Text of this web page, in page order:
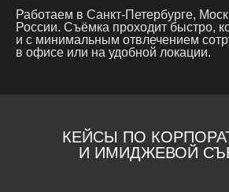
Работаем в Санкт-Петербурге,
России. Съёмка проходит быстро,
и с минимальным отвлечением
в офисе или на удобной локации.
КЕЙСЫ ПО
И ИМИДЖЕВОЙ